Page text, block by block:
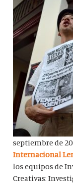
septiembre de
Internacional
los equipos de
Creativas: